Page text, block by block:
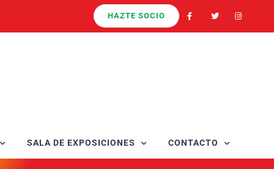
HAZTE SOCIO
SALA DE EXPOSICIONES CONTACTO